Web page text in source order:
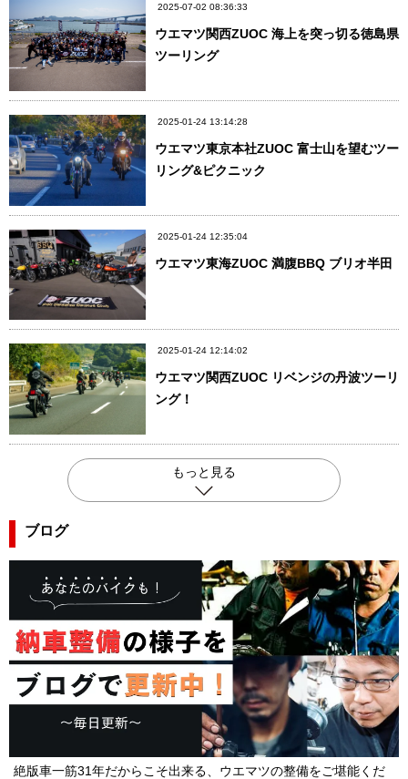
2025-07-02 08:36:33
ウエマツ関西ZUOC 海上を突っ切る徳島県
ツーリング
2025-01-24 13:14:28
ウエマツ東京本社ZUOC 富士山を望むツー
リング&ピクニック
2025-01-24 12:35:04
ウエマツ東海ZUOC 満腹BBQ ブリオ半田
2025-01-24 12:14:02
ウエマツ関西ZUOC リベンジの丹波ツーリ
ング！
もっと見る
ブログ
絶版車一筋31年だからこそ出来る、ウエマツの整備をご堪能くだ